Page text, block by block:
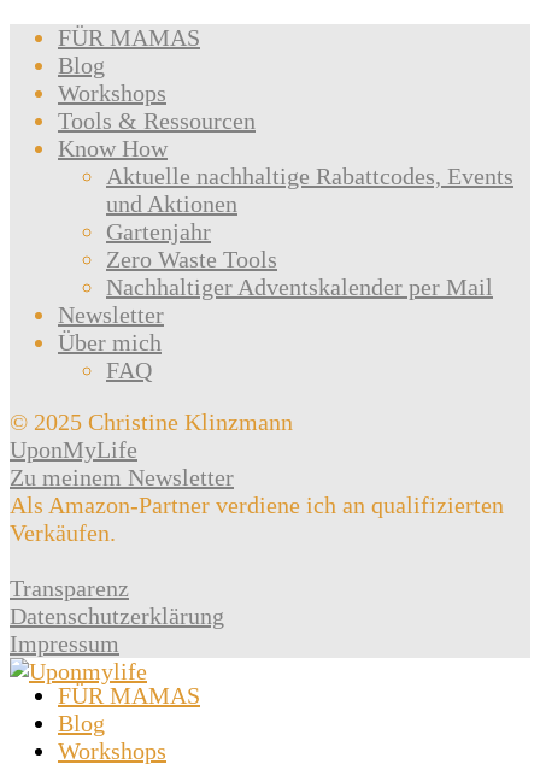
FÜR MAMAS
Blog
Workshops
Tools & Ressourcen
Know How
Aktuelle nachhaltige Rabattcodes, Events
und Aktionen
Gartenjahr
Zero Waste Tools
Nachhaltiger Adventskalender per Mail
Newsletter
Über mich
FAQ
© 2025 Christine Klinzmann
UponMyLife
Zu meinem Newsletter
Als Amazon-Partner verdiene ich an qualifizierten
Verkäufen.
Transparenz
Datenschutzerklärung
Impressum
FÜR MAMAS
Blog
Workshops